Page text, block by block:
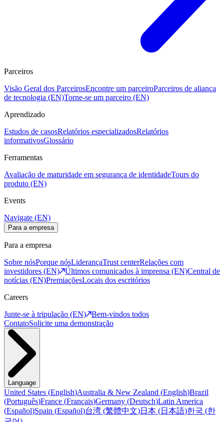
Parceiros
Visão Geral dos ParceirosEncontre um parceiroParceiros de aliança
de tecnologia (EN)Torne-se um parceiro (EN)
Aprendizado
Estudos de casosRelatórios especializadosRelatórios
informativosGlossário
Ferramentas
Avaliação de maturidade em segurança de identidadeTours do
produto (EN)
Events
Navigate (EN)
Para a empresa
Para a empresa
Sobre nósPorque nósLiderançaTrust centerRelações com
investidores (EN)
Últimos comunicados à imprensa (EN)Central de
notícias (EN)PremiaçõesLocais dos escritórios
Careers
Junte-se à tripulação (EN)
Bem-vindos todos
ContatoSolicite uma demonstração
Language
United States (English)Australia & New Zealand (English)Brazil
(Português)France (Français)Germany (Deutsch)Latin America
(Español)Spain (Español)台湾 (繁體中文)日本 (日本語)한국 (한